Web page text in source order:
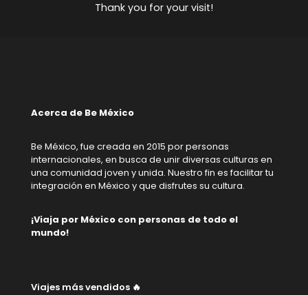
Thank you for your visit!
Acerca de Be México
Be México, fue creada en 2015 por personas
internacionales, en busca de unir diversas culturas en
una comunidad joven y unida. Nuestro fin es facilitar tu
integración en México y que disfrutes su cultura.
¡Viaja por México con personas de todo el
mundo!
Viajes más vendidos 🔥